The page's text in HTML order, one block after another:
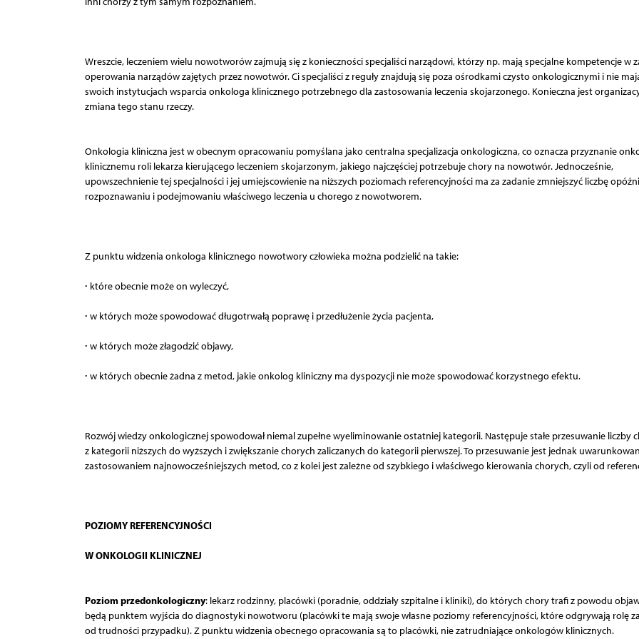
Wreszcie, leczeniem wielu nowotworów zajmują się z konieczności specjaliści narządowi, którzy np. mają specjalne kompetencje w
operowania narządów zajętych przez nowotwór. Ci specjaliści z reguły znajdują się poza ośrodkami czysto onkologicznymi i nie
swoich instytucjach wsparcia onkologa klinicznego potrzebnego dla zastosowania leczenia skojarzonego. Konieczna jest
zmiana tego stanu rzeczy.
Onkologia kliniczna jest w obecnym opracowaniu pomyślana jako centralna specjalizacja onkologiczna, co oznacza przyznanie
klinicznemu roli lekarza kierującego leczeniem skojarzonym, jakiego najczęściej potrzebuje chory na nowotwór. Jednocześnie,
upowszechnienie tej specjalności i jej umiejscowienie na niższych poziomach referencyjności ma za zadanie zmniejszyć liczbę
rozpoznawaniu i podejmowaniu właściwego leczenia u chorego z nowotworem.
Z punktu widzenia onkologa klinicznego nowotwory człowieka można podzielić na takie:
∙ które obecnie może on wyleczyć,
∙ w których może spowodować długotrwałą poprawę i przedłużenie życia pacjenta,
∙ w których może złagodzić objawy,
∙ w których obecnie żadna z metod, jakie onkolog kliniczny ma dyspozycji nie może spowodować korzystnego efektu.
Rozwój wiedzy onkologicznej spowodował niemal zupełne wyeliminowanie ostatniej kategorii. Następuje stałe przesuwanie liczby
z kategorii niższych do wyższych i zwiększanie chorych zaliczanych do kategorii pierwszej. To przesuwanie jest jednak
zastosowaniem najnowocześniejszych metod, co z kolei jest zależne od szybkiego i właściwego kierowania chorych, czyli od
POZIOMY REFERENCYJNOŚCI
W ONKOLOGII KLINICZNEJ
Poziom przedonkologiczny: lekarz rodzinny, placówki (poradnie, oddziały szpitalne i kliniki), do których chory trafi z powodu
będą punktem wyjścia do diagnostyki nowotworu (placówki te mają swoje własne poziomy referencyjności, które odgrywają rolę
od trudności przypadku). Z punktu widzenia obecnego opracowania są to placówki, nie zatrudniające onkologów klinicznych.